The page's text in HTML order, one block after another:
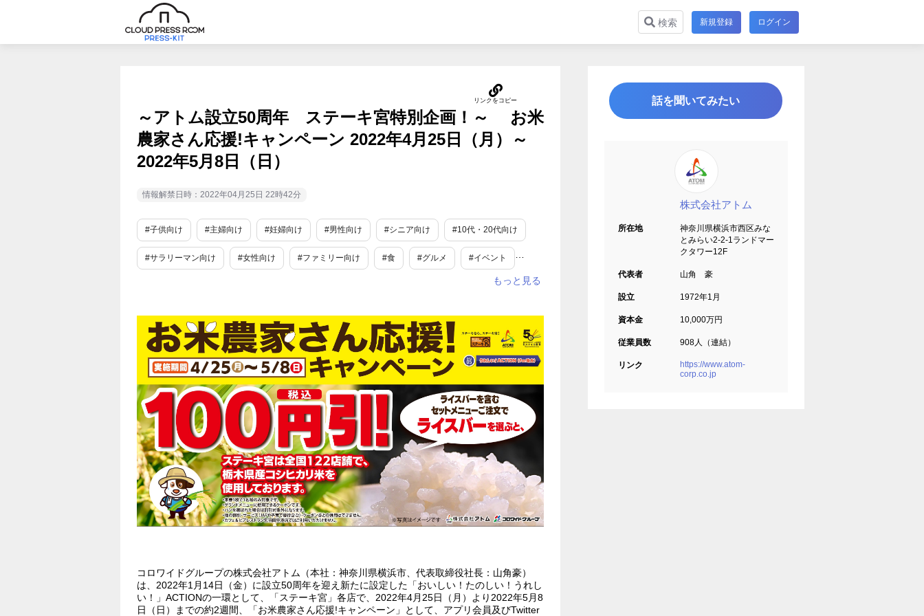
検索 新規登録 ログイン
～アトム設立50周年 ステーキ宮特別企画！～ お米
農家さん応援!キャンペーン 2022年4月25日（月）～
2022年5月8日（日）
情報解禁日時：2022年04月25日 22時42分
#子供向け #主婦向け #妊婦向け #男性向け #シニア向け #10代・20代向け
#サラリーマン向け #女性向け #ファミリー向け #食 #グルメ #イベント
コロワイドグループの株式会社アトム（本社：神奈川県横浜市、代表取締役社長：山角豪）
は、2022年1月14日（金）に設立50周年を迎え新たに設定した「おいしい！たのしい！うれし
い！」ACTIONの一環として、「ステーキ宮」各店で、2022年4月25日（月）より2022年5月8
日（日）までの約2週間、「お米農家さん応援!キャンペーン」として、アプリ会員及びTwitter
話を聞いてみたい
株式会社アトム
所在地
神奈川県横浜市西区みな
とみらい2-2-1ランドマー
クタワー12F
代表者 山角 豪
設立 1972年1月
資本金 10,000万円
従業員数 908人（連結）
リンク
https://www.atom-
corp.co.jp